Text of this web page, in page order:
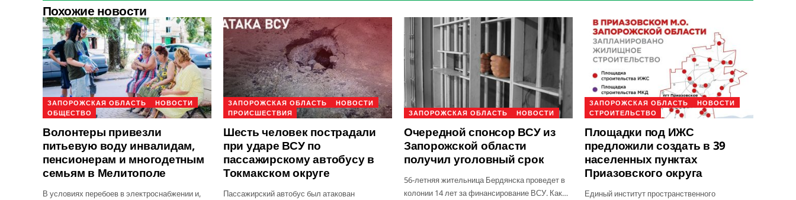
Похожие новости
ЗАПОРОЖСКАЯ ОБЛАСТЬ
НОВОСТИ
ОБЩЕСТВО
Волонтеры привезли
питьевую воду инвалидам,
пенсионерам и многодетным
семьям в Мелитополе
В условиях перебоев в электроснабжении и,
ЗАПОРОЖСКАЯ ОБЛАСТЬ
НОВОСТИ
ПРОИСШЕСТВИЯ
Шесть человек пострадали
при ударе ВСУ по
пассажирскому автобусу в
Токмакском округе
Пассажирский автобус был атакован
ЗАПОРОЖСКАЯ ОБЛАСТЬ НОВОСТИ
Очередной спонсор ВСУ из
Запорожской области
получил уголовный срок
56-летняя жительница Бердянска проведет в
колонии 14 лет за финансирование ВСУ. Как…
ЗАПОРОЖСКАЯ ОБЛАСТЬ
НОВОСТИ
СТРОИТЕЛЬСТВО
Площадки под ИЖС
предложили создать в 39
населенных пунктах
Приазовского округа
Единый институт пространственного